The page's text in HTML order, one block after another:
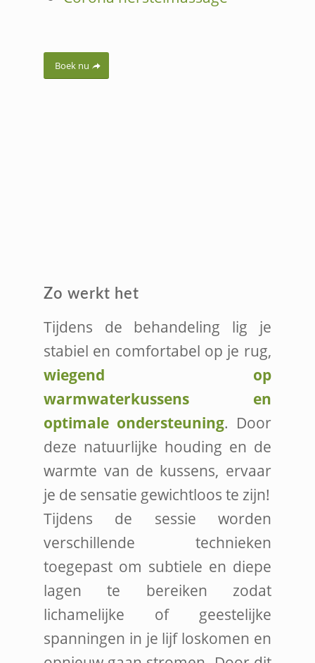
Boek nu
Zo werkt het
Tijdens de behandeling lig je
stabiel en comfortabel op je rug,
wiegend op
warmwaterkussens en
optimale ondersteuning. Door
deze natuurlijke houding en de
warmte van de kussens, ervaar
je de sensatie gewichtloos te zijn!
Tijdens de sessie worden
verschillende technieken
toegepast om subtiele en diepe
lagen te bereiken zodat
lichamelijke of geestelijke
spanningen in je lijf loskomen en